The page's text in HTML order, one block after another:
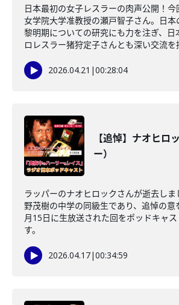
日本最初の女子レスラーの肉声公開！
女学院大学准教授の瀬戸智子さん。日本
黎明期についての研究にも力を注ぎ、日
ロレスラー猪狩定子さんとも深い交流を
2026.04.21 |00:28:04
【追悼】ナオヒロ
ー）
ラッパーのナオヒロックさんが逝去し
野茂樹の中学の同級生であり、追悼の
月15日に生放送された回をポッドキャ
す。
2026.04.17|00:34:59